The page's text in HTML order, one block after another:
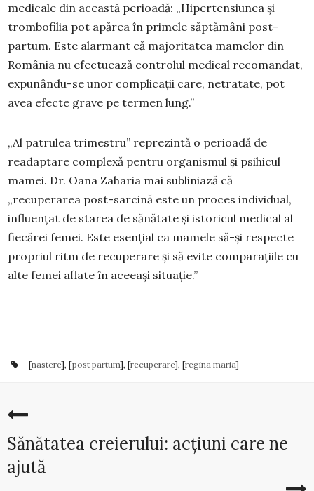
medicale din această perioadă: „Hipertensiunea și
trombofilia pot apărea în primele săptămâni post-
partum. Este alarmant că majoritatea mamelor din
România nu efectuează controlul medical recomandat,
expunându-se unor complicații care, netratate, pot
avea efecte grave pe termen lung.”
„Al patrulea trimestru” reprezintă o perioadă de
readaptare complexă pentru organismul și psihicul
mamei. Dr. Oana Zaharia mai subliniază că
„recuperarea post-sarcină este un proces individual,
influențat de starea de sănătate și istoricul medical al
fiecărei femei. Este esențial ca mamele să-și respecte
propriul ritm de recuperare și să evite comparațiile cu
alte femei aflate în aceeași situație.”
[nastere], [post partum], [recuperare], [regina maria]
Sănătatea creierului: acțiuni care ne
ajută